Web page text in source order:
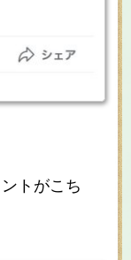
トがこち